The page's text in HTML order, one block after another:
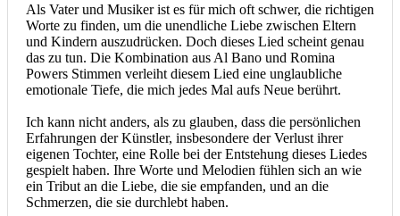
Als Vater und Musiker ist es für mich oft schwer, die richtigen
Worte zu finden, um die unendliche Liebe zwischen Eltern
und Kindern auszudrücken. Doch dieses Lied scheint genau
das zu tun. Die Kombination aus Al Bano und Romina
Powers Stimmen verleiht diesem Lied eine unglaubliche
emotionale Tiefe, die mich jedes Mal aufs Neue berührt.
Ich kann nicht anders, als zu glauben, dass die persönlichen
Erfahrungen der Künstler, insbesondere der Verlust ihrer
eigenen Tochter, eine Rolle bei der Entstehung dieses Liedes
gespielt haben. Ihre Worte und Melodien fühlen sich an wie
ein Tribut an die Liebe, die sie empfanden, und an die
Schmerzen, die sie durchlebt haben.